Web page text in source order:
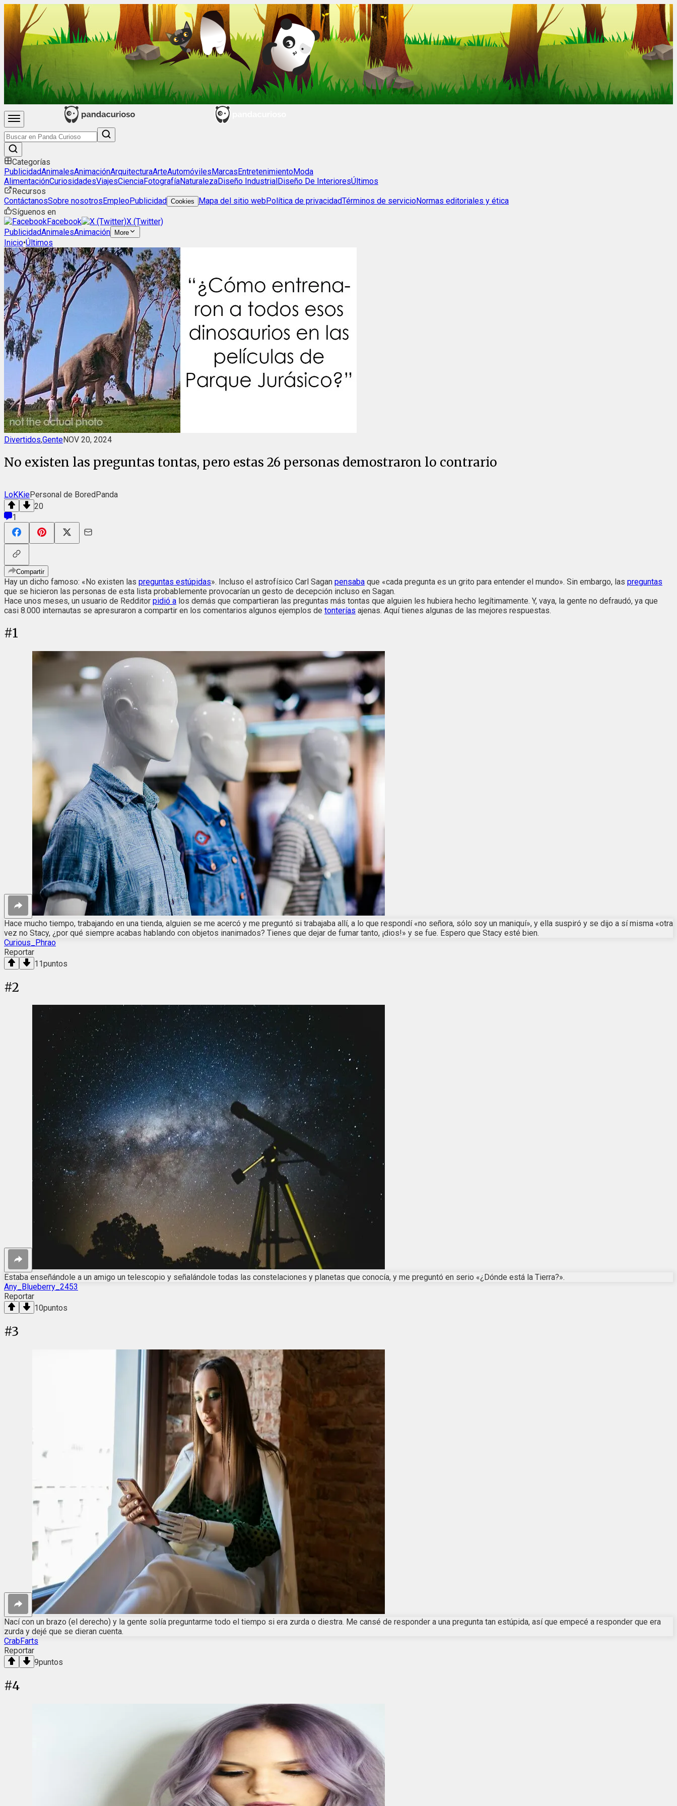
Categorías
PublicidadAnimalesAnimaciónArquitecturaArteAutomóvilesMarcasEntretenimientoModa
AlimentaciónCuriosidadesViajesCienciaFotografíaNaturalezaDiseño IndustrialDiseño De InterioresÚltimos
Recursos
ContáctanosSobre nosotrosEmpleoPublicidad Cookies Mapa del sitio webPolítica de privacidadTérminos de servicioNormas editoriales y ética
Síguenos en
Facebook
X (Twitter)
PublicidadAnimalesAnimación More
Inicio•Últimos
Divertidos,GenteNOV 20, 2024
No existen las preguntas tontas, pero estas 26 personas demostraron lo contrario
LoKKiePersonal de BoredPanda
20
1
Compartir
Hay un dicho famoso: «No existen las preguntas estúpidas». Incluso el astrofísico Carl Sagan pensaba que «cada pregunta es un grito para entender el mundo». Sin embargo, las preguntas
que se hicieron las personas de esta lista probablemente provocarían un gesto de decepción incluso en Sagan.
Hace unos meses, un usuario de Redditor pidió a los demás que compartieran las preguntas más tontas que alguien les hubiera hecho legítimamente. Y, vaya, la gente no defraudó, ya que
casi 8.000 internautas se apresuraron a compartir en los comentarios algunos ejemplos de tonterías ajenas. Aquí tienes algunas de las mejores respuestas.
#1
Hace mucho tiempo, trabajando en una tienda, alguien se me acercó y me preguntó si trabajaba allí, a lo que respondí «no señora, sólo soy un maniquí», y ella suspiró y se dijo a sí misma «otra
vez no Stacy, ¿por qué siempre acabas hablando con objetos inanimados? Tienes que dejar de fumar tanto, ¡dios!» y se fue. Espero que Stacy esté bien.
Curious_Phrao
Reportar
11puntos
#2
Estaba enseñándole a un amigo un telescopio y señalándole todas las constelaciones y planetas que conocía, y me preguntó en serio «¿Dónde está la Tierra?».
Any_Blueberry_2453
Reportar
10puntos
#3
Nací con un brazo (el derecho) y la gente solía preguntarme todo el tiempo si era zurda o diestra. Me cansé de responder a una pregunta tan estúpida, así que empecé a responder que era
zurda y dejé que se dieran cuenta.
CrabFarts
Reportar
9puntos
#4